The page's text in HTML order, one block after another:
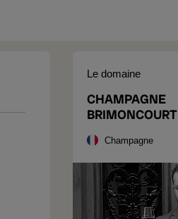
Le domaine
CHAMPAGNE
BRIMONCOURT
Champagne